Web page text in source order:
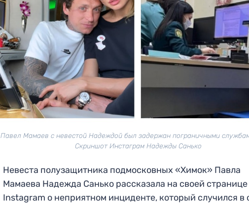
Павел Мамаев с невестой Надеждой был задержан пограничными
Скриншот Инстаграм Надежды Санько
Невеста полузащитника подмосковных «Химок» Павла
Мамаева Надежда Санько рассказала на своей странице
Instagram о неприятном инциденте, который случился в